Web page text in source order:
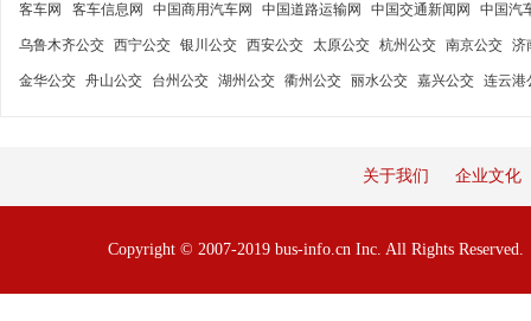
客车网 客车信息网 中国商用汽车网 中国道路运输网 中国交通新闻网 中国汽
乌鲁木齐公交 西宁公交 银川公交 西安公交 太原公交 杭州公交 南京公交 济
金华公交 舟山公交 台州公交 湖州公交 衢州公交 丽水公交 嘉兴公交 连云港
关于我们 企业文化
Copyright © 2007-2019 bus-info.cn Inc. All Rights